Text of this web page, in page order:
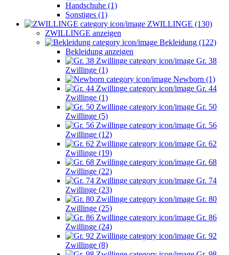
Handschuhe (1)
Sonstiges (1)
ZWILLINGE (130)
ZWILLINGE anzeigen
Bekleidung (122)
Bekleidung anzeigen
Gr. 38
Zwillinge (1)
Newborn (1)
Gr. 44
Zwillinge (1)
Gr. 50
Zwillinge (5)
Gr. 56
Zwillinge (12)
Gr. 62
Zwillinge (19)
Gr. 68
Zwillinge (22)
Gr. 74
Zwillinge (23)
Gr. 80
Zwillinge (25)
Gr. 86
Zwillinge (24)
Gr. 92
Zwillinge (8)